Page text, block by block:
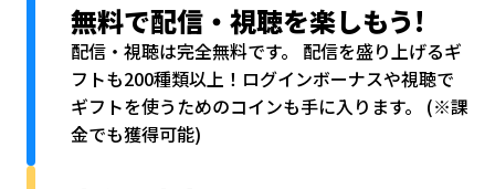
無料で配信・視聴を楽しもう!
配信・視聴は完全無料です。 配信を盛り上げるギ
フトも200種類以上！ログインボーナスや視聴で
ギフトを使うためのコインも手に入ります。 (※課
金でも獲得可能)